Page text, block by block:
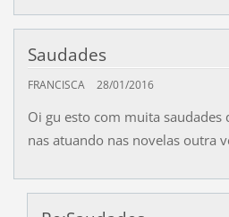
Saudades
FRANCISCA 28/01/2016
Oi gu esto com muita saudades
nas atuando nas novelas outra